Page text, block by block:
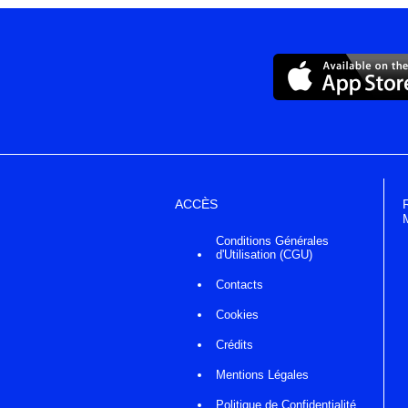
ACCÈS
Conditions Générales
d'Utilisation (CGU)
Contacts
Cookies
Crédits
Mentions Légales
Politique de Confidentialité